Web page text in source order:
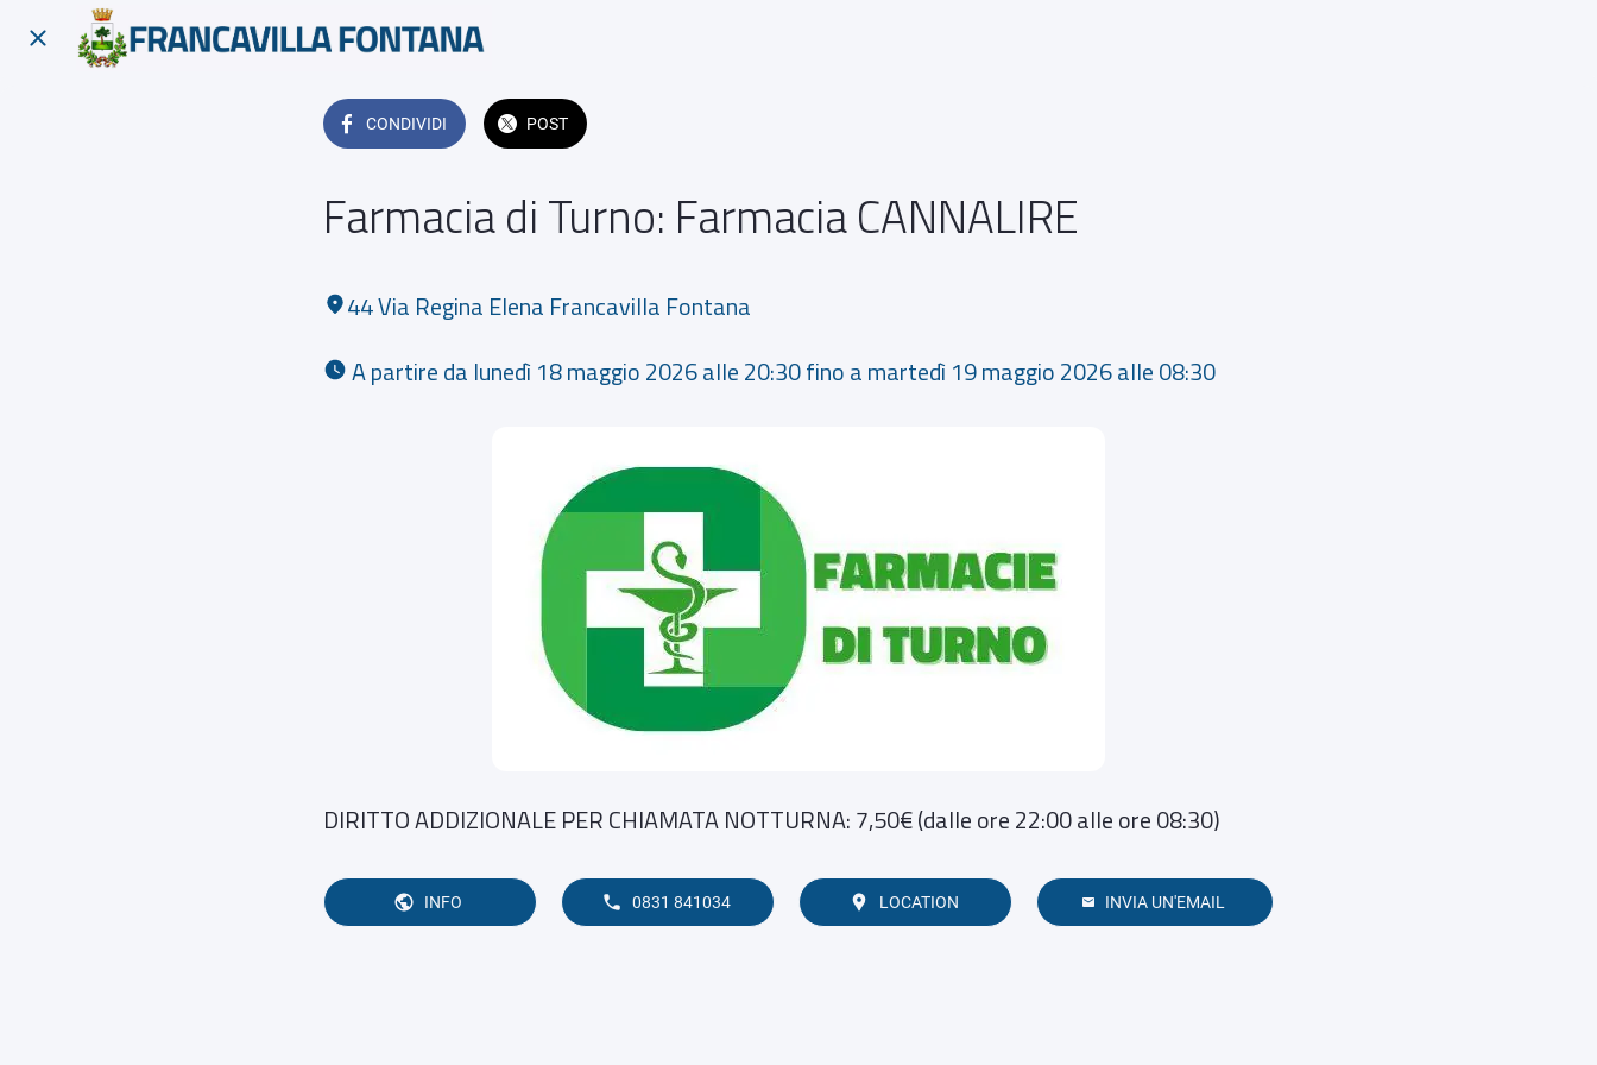
CONDIVIDI POST
Farmacia di Turno: Farmacia CANNALIRE
44 Via Regina Elena Francavilla Fontana
A partire da lunedì 18 maggio 2026 alle 20:30 fino a martedì 19 maggio 2026 alle 08:30
DIRITTO ADDIZIONALE PER CHIAMATA NOTTURNA: 7,50€ (dalle ore 22:00 alle ore 08:30)
INFO 0831 841034 LOCATION INVIA UN'EMAIL